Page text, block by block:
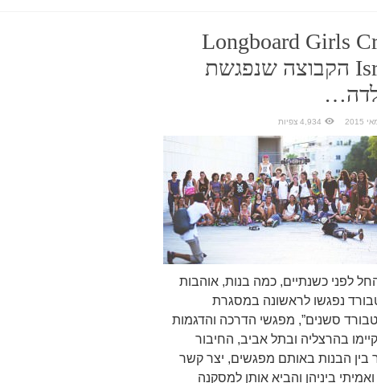
Longboard Girls
Israel הקבוצה שנפגשת
4,934 צפיות
לפני כשנתיים, כמה בנות, אוהבות
נפגשו לראשונה במסגרת
סשנים”, מפגשי הדרכה והדגמות
בהרצליה ובתל אביב, החיבור
בין הבנות באותם מפגשים, יצר קשר
ביניהן והביא אותן למסקנה